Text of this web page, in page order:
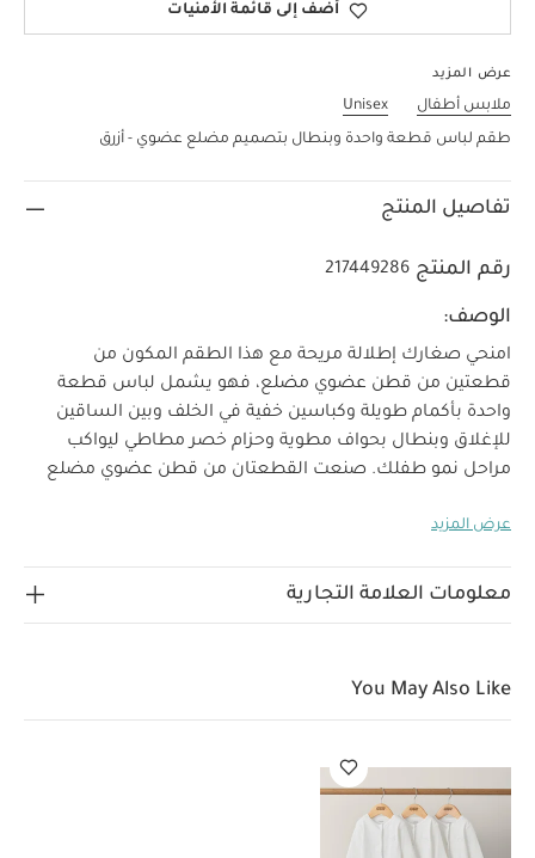
أضف إلى قائمة الأمنيات
عرض المزيد
ملابس أطفال
Unisex
طقم لباس قطعة واحدة وبنطال بتصميم مضلع عضوي - أزرق
تفاصيل المنتج
رقم المنتج 217449286
الوصف:
امنحي صغارك إطلالة مريحة مع هذا الطقم المكون من
قطعتين من قطن عضوي مضلع، فهو يشمل لباس قطعة
واحدة بأكمام طويلة وكباسين خفية في الخلف وبين الساقين
للإغلاق وبنطال بحواف مطوية وحزام خصر مطاطي ليواكب
مراحل نمو طفلك. صنعت القطعتان من قطن عضوي مضلع
الجودة ومثالية لحديثي الولادة.
استخدامه لفترة طويلة
خصر مطاطي لسهولة وسرعة
الإرشادات:
غسل على درجة حرارة 40 درجة مئوية
استخدام المبيضات
الألوان الداكنة على حدة
أيضاً:طقم بيجاما قطعة واحدة عضوية بلون أبيض - 3 قطع
عرض المزيد
معلومات العلامة التجارية
You May Also Like